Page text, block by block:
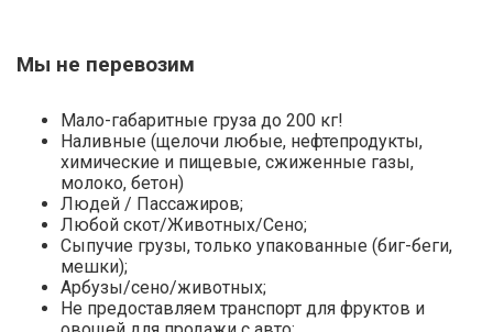
Мы не перевозим
Мало-габаритные груза до 200 кг!
Наливные (щелочи любые, нефтепродукты,
химические и пищевые, сжиженные газы,
молоко, бетон)
Людей / Пассажиров;
Любой скот/Животных/Сено;
Сыпучие грузы, только упакованные (биг-беги,
мешки);
Арбузы/сено/животных;
Не предоставляем транспорт для фруктов и